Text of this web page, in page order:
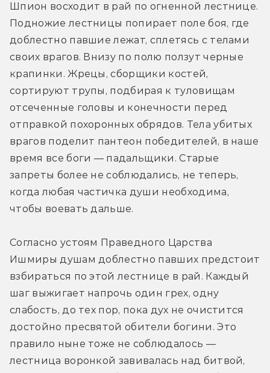
Шпион восходит в рай по огненной лестнице.
Подножие лестницы попирает поле боя, где
доблестно павшие лежат, сплетясь с телами
своих врагов. Внизу по полю ползут черные
крапинки. Жрецы, сборщики костей,
сортируют трупы, подбирая к туловищам
отсеченные головы и конечности перед
отправкой похоронных обрядов. Тела убитых
врагов поделит пантеон победителей, в наше
время все боги — падальщики. Старые
запреты более не соблюдались, не теперь,
когда любая частичка души необходима,
чтобы воевать дальше.
Согласно устоям Праведного Царства
Ишмиры душам доблестно павших предстоит
взбираться по этой лестнице в рай. Каждый
шаг выжигает напрочь один грех, одну
слабость, до тех пор, пока дух не очистится
достойно пресвятой обители богини. Это
правило ныне тоже не соблюдалось —
лестница воронкой завивалась над битвой,